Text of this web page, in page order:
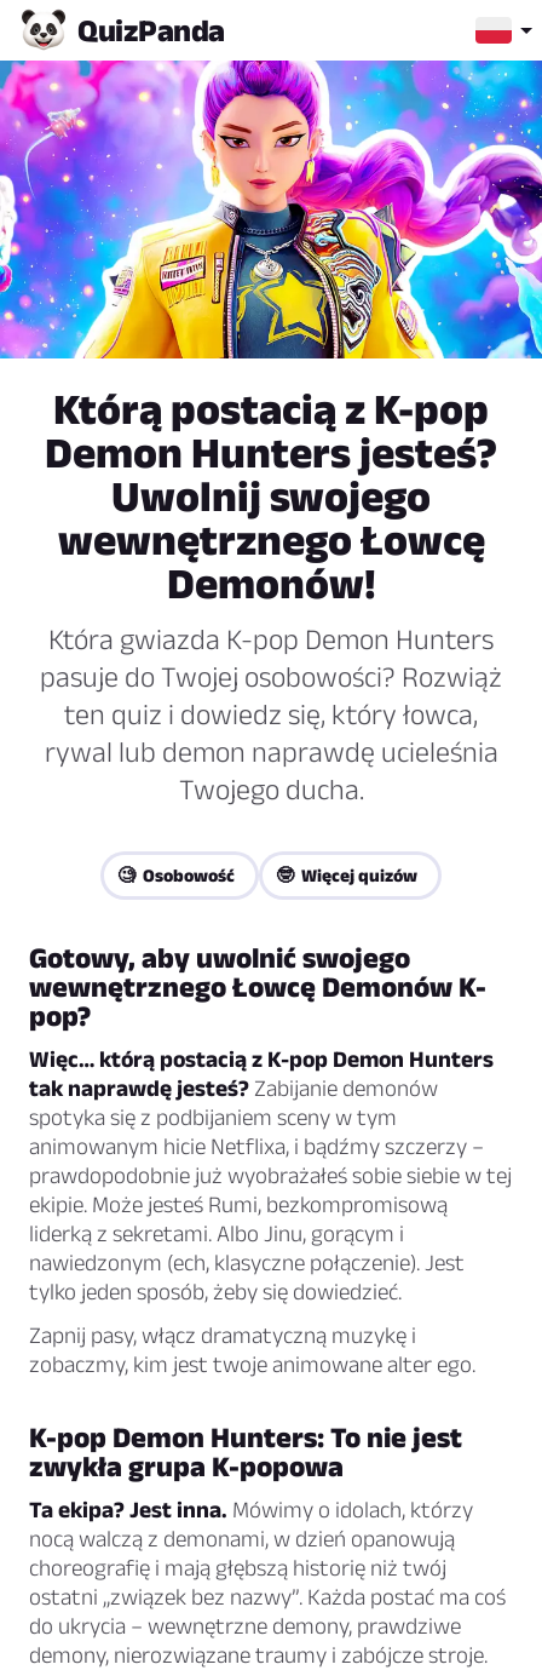
QuizPanda
Którą postacią z K-pop
Demon Hunters jesteś?
Uwolnij swojego
wewnętrznego Łowcę
Demonów!
Która gwiazda K-pop Demon Hunters
pasuje do Twojej osobowości? Rozwiąż
ten quiz i dowiedz się, który łowca,
rywal lub demon naprawdę ucieleśnia
Twojego ducha.
🧐 Osobowość 🤓 Więcej quizów
Gotowy, aby uwolnić swojego
wewnętrznego Łowcę Demonów K-
pop?
Więc… którą postacią z K-pop Demon Hunters
tak naprawdę jesteś? Zabijanie demonów
spotyka się z podbijaniem sceny w tym
animowanym hicie Netflixa, i bądźmy szczerzy –
prawdopodobnie już wyobrażałeś sobie siebie w tej
ekipie. Może jesteś Rumi, bezkompromisową
liderką z sekretami. Albo Jinu, gorącym i
nawiedzonym (ech, klasyczne połączenie). Jest
tylko jeden sposób, żeby się dowiedzieć.
Zapnij pasy, włącz dramatyczną muzykę i
zobaczmy, kim jest twoje animowane alter ego.
K-pop Demon Hunters: To nie jest
zwykła grupa K-popowa
Ta ekipa? Jest inna. Mówimy o idolach, którzy
nocą walczą z demonami, w dzień opanowują
choreografię i mają głębszą historię niż twój
ostatni „związek bez nazwy”. Każda postać ma coś
do ukrycia – wewnętrzne demony, prawdziwe
demony, nierozwiązane traumy i zabójcze stroje.